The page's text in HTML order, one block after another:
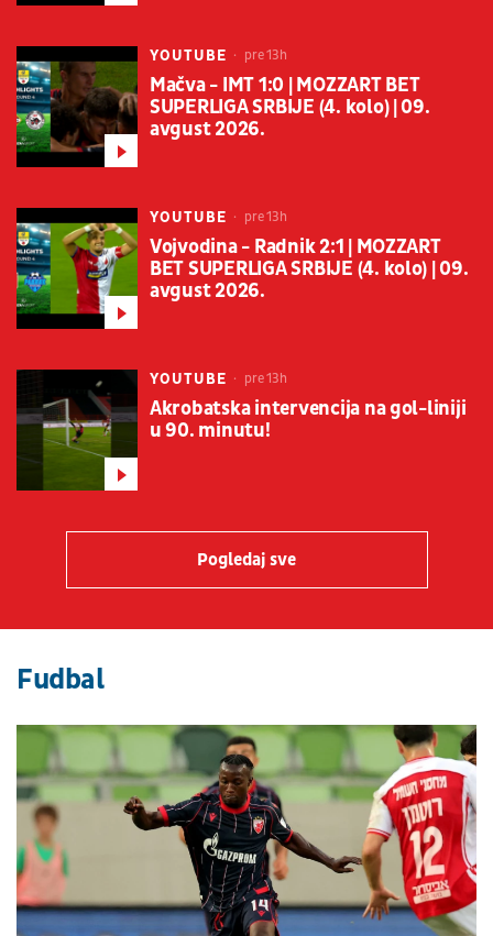
YOUTUBE pre 13h
Mačva - IMT 1:0 | MOZZART BET
SUPERLIGA SRBIJE (4. kolo) | 09.
avgust 2026.
YOUTUBE pre 13h
Vojvodina - Radnik 2:1 | MOZZART
BET SUPERLIGA SRBIJE (4. kolo) | 09.
avgust 2026.
YOUTUBE pre 13h
Akrobatska intervencija na gol-liniji
u 90. minutu!
Pogledaj sve
Fudbal